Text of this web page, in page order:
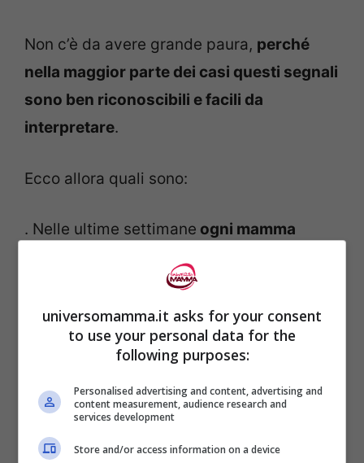
Non c’è da avere grande paura, perché
nella maggior parte dei casi questi segnali
sono ben riconoscibili e facili da
interpretare.
Ecco allora quali sono:
. Nelle ultime settimane ogni mamma
, cosa che potrebbe essere
accompagnata da una serie di altre cose,
come: facilità di respirazione; emorroidi;
mal di schiena e minzione frequente.
Altro sintomo che permette di capire che
il parto è sempre più vicino sono le
universomamma.it asks for your consent
to use your personal data for the
following purposes:
Personalised advertising and content, advertising and
content measurement, audience research and
services development
Store and/or access information on a device